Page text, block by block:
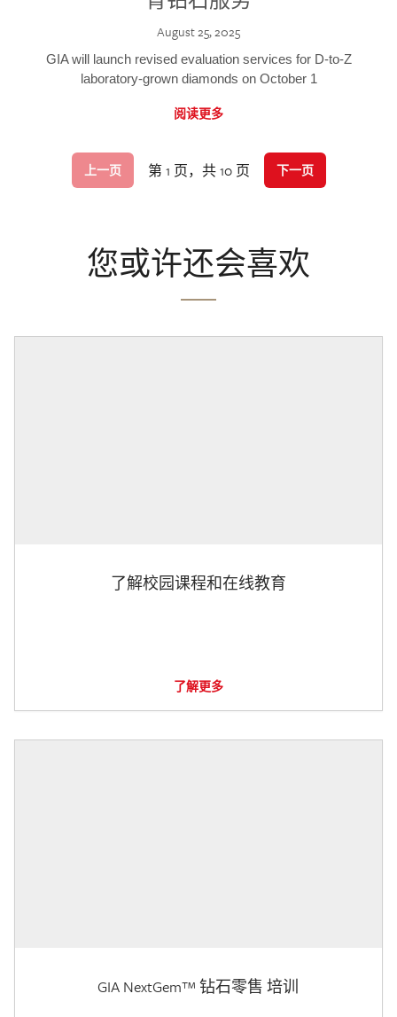
August 25, 2025
GIA will launch revised evaluation services for D-to-Z
laboratory-grown diamonds on October 1
阅读更多
上一页 第 1 页，共 10 页 下一页
您或许还会喜欢
了解校园课程和在线教育
了解更多
GIA NextGem™ 钻石零售 培训